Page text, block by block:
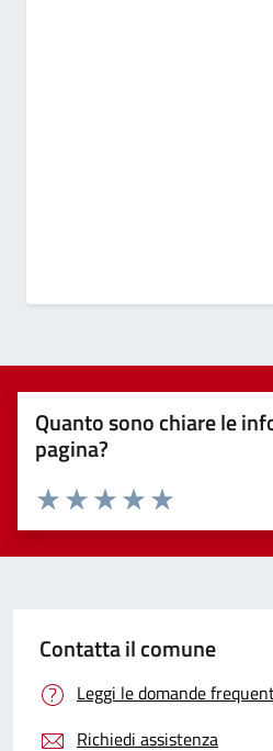
Quanto sono chiare le
pagina?
Valuta 5 stelle
Valuta 4 stelle su 5
Valuta 3 stelle su 5
Valuta 2 stelle su 5
Valuta 1 stelle su 5
Contatta il comune
Leggi le domande
Richiedi assistenza